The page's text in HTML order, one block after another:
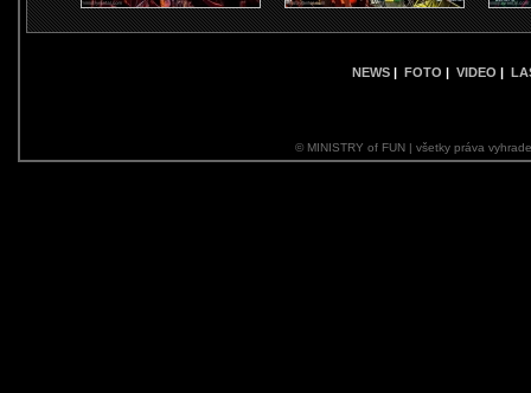
NEWS | FOTO | VIDEO |
© MINISTRY of FUN | všetky práva